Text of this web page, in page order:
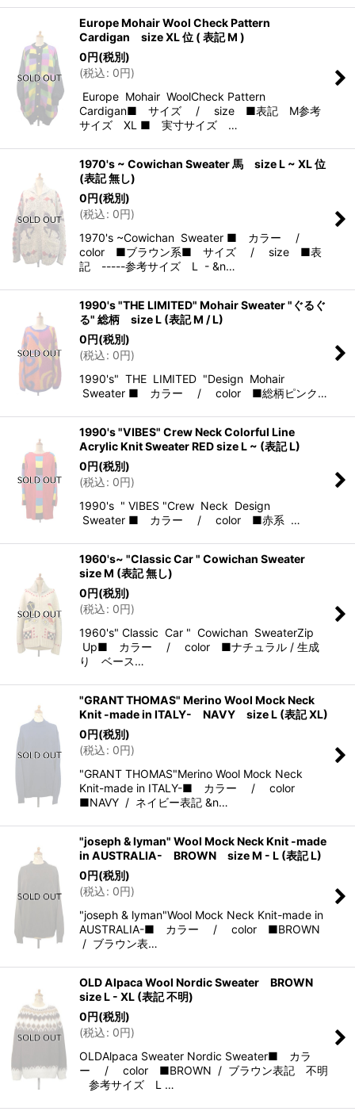
Europe Mohair Wool Check Pattern
Cardigan size XL 位 ( 表記 M )
0円(税別)
(税込: 0円)
Europe Mohair WoolCheck Pattern
Cardigan■ サイズ / size ■表記 M参考
サイズ XL ■ 実寸サイズ …
1970's ~ Cowichan Sweater 馬 size L ~ XL 位
(表記 無し)
0円(税別)
(税込: 0円)
1970's ~Cowichan Sweater ■ カラー /
color ■ブラウン系■ サイズ / size ■表
記 -----参考サイズ L - &n…
1990's "THE LIMITED" Mohair Sweater "ぐるぐ
る" 総柄 size L (表記 M / L)
0円(税別)
(税込: 0円)
1990's" THE LIMITED "Design Mohair
Sweater ■ カラー / color ■総柄ピンク…
1990's "VIBES" Crew Neck Colorful Line
Acrylic Knit Sweater RED size L ~ (表記 L)
0円(税別)
(税込: 0円)
1990's " VIBES "Crew Neck Design
Sweater ■ カラー / color ■赤系 …
1960's~ "Classic Car " Cowichan Sweater
size M (表記 無し)
0円(税別)
(税込: 0円)
1960's" Classic Car " Cowichan SweaterZip
Up■ カラー / color ■ナチュラル / 生成
り ベース…
"GRANT THOMAS" Merino Wool Mock Neck
Knit -made in ITALY- NAVY size L (表記 XL)
0円(税別)
(税込: 0円)
"GRANT THOMAS"Merino Wool Mock Neck
Knit-made in ITALY-■ カラー / color
■NAVY / ネイビー表記 &n…
"joseph & lyman" Wool Mock Neck Knit -made
in AUSTRALIA- BROWN size M - L (表記 L)
0円(税別)
(税込: 0円)
"joseph & lyman"Wool Mock Neck Knit-made in
AUSTRALIA-■ カラー / color ■BROWN
/ ブラウン表…
OLD Alpaca Wool Nordic Sweater BROWN
size L - XL (表記 不明)
0円(税別)
(税込: 0円)
OLDAlpaca Sweater Nordic Sweater■ カラ
ー / color ■BROWN / ブラウン表記 不明
参考サイズ L …